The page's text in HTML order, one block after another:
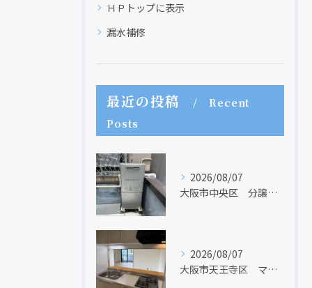
ＨＰトップに表示
漏水補修
最近の投稿
Recent
Posts
2026/08/07
大阪市中央区 分譲マンションの給湯器取替リフォーム工事 UV除菌機能搭載給湯器
2026/08/07
大阪市天王寺区 マンションのキッチン取替及び内装リフォーム工事 クリナップ